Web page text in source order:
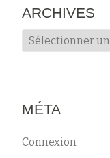
ARCHIVES
Archives
MÉTA
Connexion